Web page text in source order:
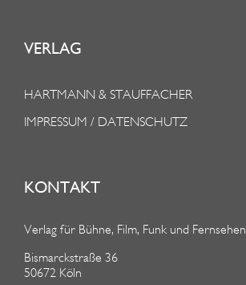
VERLAG
HARTMANN & STAUFFACHER
IMPRESSUM / DATENSCHUTZ
KONTAKT
Verlag für Bühne, Film, Funk und Fernsehen
Bismarckstraße 36
50672 Köln